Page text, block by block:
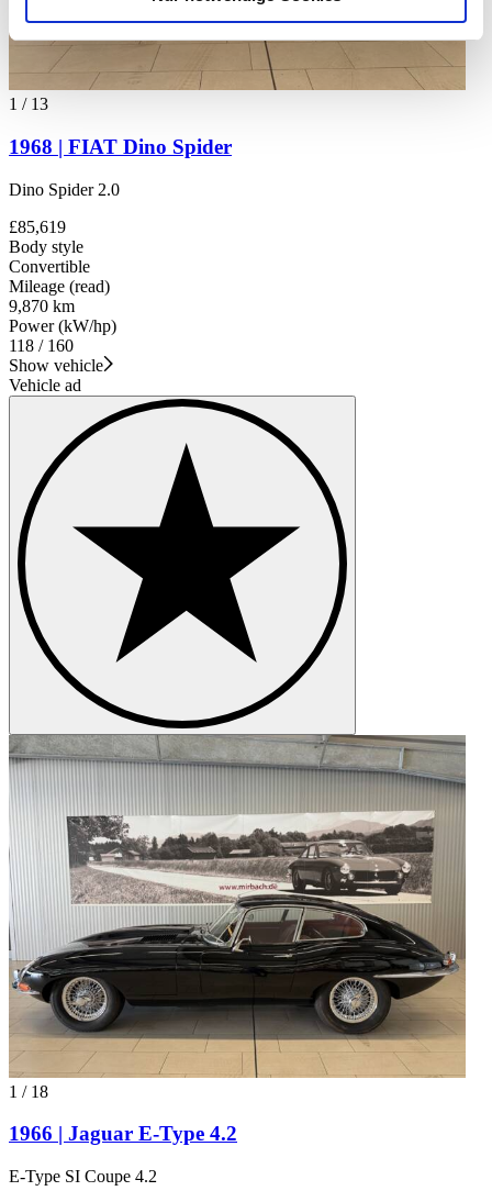
soziale Medien, Werbung und Analysen weiter. Unsere
Partner führen diese Informationen möglicherweise mit
weiteren Daten zusammen, die Sie ihnen bereitgestellt
haben oder die sie im Rahmen Ihrer Nutzung der Dienste
1 / 13
1968 | FIAT Dino Spider
Dino Spider 2.0
£85,619
Body style
Convertible
Mileage (read)
9,870 km
Power (kW/hp)
118 / 160
Show vehicle
Vehicle ad
1 / 18
1966 | Jaguar E-Type 4.2
E-Type SI Coupe 4.2